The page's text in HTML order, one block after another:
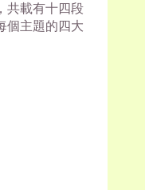
共載有十四段
個主題的四大